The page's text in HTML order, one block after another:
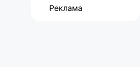
Реклама